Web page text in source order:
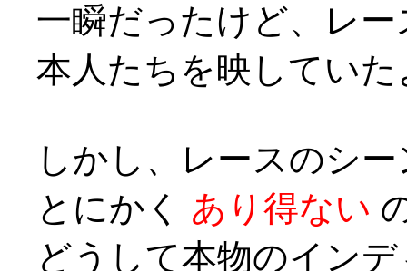
一瞬だったけど、レ
本人たちを映してい
しかし、レースのシ
とにかく あり得ない
どうして本物のイン